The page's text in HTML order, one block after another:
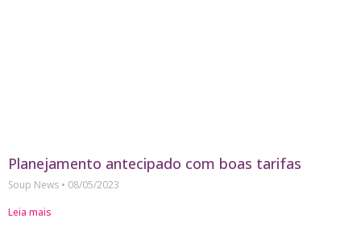
Planejamento antecipado com boas tarifas
Soup News
08/05/2023
Leia mais